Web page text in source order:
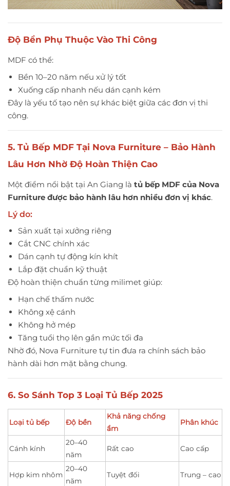
Độ Bền Phụ Thuộc Vào Thi Công
MDF có thể:
Bền 10–20 năm nếu xử lý tốt
Xuống cấp nhanh nếu dán cạnh kém
Đây là yếu tố tạo nên sự khác biệt giữa các đơn vị thi
công.
5. Tủ Bếp MDF Tại Nova Furniture – Bảo Hành
Lâu Hơn Nhờ Độ Hoàn Thiện Cao
Một điểm nổi bật tại An Giang là tủ bếp MDF của Nova
Furniture được bảo hành lâu hơn nhiều đơn vị khác.
Lý do:
Sản xuất tại xưởng riêng
Cắt CNC chính xác
Dán cạnh tự động kín khít
Lắp đặt chuẩn kỹ thuật
Độ hoàn thiện chuẩn từng milimet giúp:
Hạn chế thấm nước
Không xệ cánh
Không hở mép
Tăng tuổi thọ lên gần mức tối đa
Nhờ đó, Nova Furniture tự tin đưa ra chính sách bảo
hành dài hơn mặt bằng chung.
6. So Sánh Top 3 Loại Tủ Bếp 2025
Loại tủ bếp Độ bền
Khả năng chống
ẩm
Phân khúc
Cánh kính
20–40
năm
Rất cao Cao cấp
Hợp kim nhôm
20–40
năm
Tuyệt đối Trung – cao